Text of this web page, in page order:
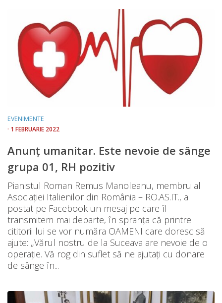
EVENIMENTE
· 1 FEBRUARIE 2022
Anunț umanitar. Este nevoie de sânge
grupa 01, RH pozitiv
Pianistul Roman Remus Manoleanu, membru al
Asociației Italienilor din România – RO.AS.IT., a
postat pe Facebook un mesaj pe care îl
transmitem mai departe, în spranța că printre
cititorii lui se vor număra OAMENI care doresc să
ajute: „Vărul nostru de la Suceava are nevoie de o
operație. Vă rog din suflet să ne ajutați cu donare
de sânge în...